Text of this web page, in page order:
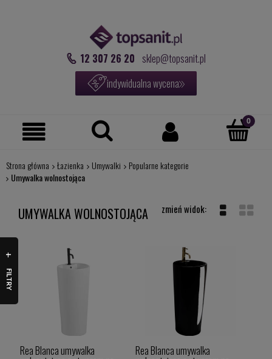
12 307 26 20 sklep@topsanit.pl
indywidualna wycena
Strona główna Łazienka Umywalki
Popularne kategorie
Umywalka wolnostojąca
UMYWALKA WOLNOSTOJĄCA
Rea Blanca umywalka Rea Blanca umywalka
FILTRY